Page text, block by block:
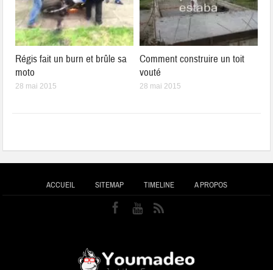
Régis fait un burn et brûle sa
moto
28 mai 2015
Comment construire un toit
vouté
28 mai 2015
ACCUEIL SITEMAP TIMELINE A PROPOS